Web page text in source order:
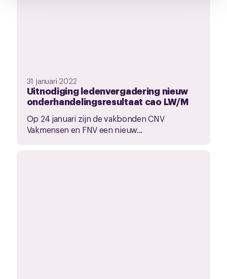
31 januari 2022
Uitnodiging ledenvergadering nieuw
onderhandelingsresultaat cao LW/M
Op 24 januari zijn de vakbonden CNV
Vakmensen en FNV een nieuw...